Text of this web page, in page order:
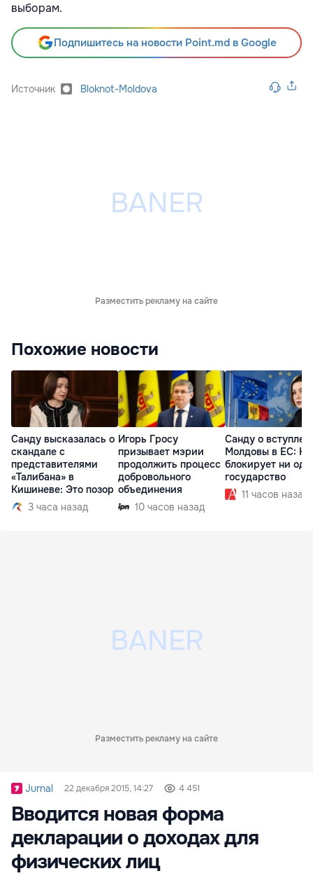
выборам.
Подпишитесь на новости Point.md в Google
Источник Bloknot-Moldova
Разместить рекламу на сайте
Похожие новости
Санду высказалась о
скандале с
представителями
«Талибана» в
Кишиневе: Это позор
3 часа назад
Игорь Гросу
призывает мэрии
продолжить процесс
добровольного
объединения
10 часов назад
Санду о
Молдовы в ЕС:
блокирует ни
государство
11 часов назад
Разместить рекламу на сайте
Jurnal 22 декабря 2015, 14:27 4 451
Вводится новая форма
декларации о доходах для
физических лиц